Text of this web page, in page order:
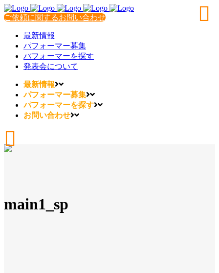
ご依頼に関するお問い合わせ
最新情報
パフォーマー募集
パフォーマーを探す
発表会について
最新情報
パフォーマー募集
パフォーマーを探す
お問い合わせ
main1_sp